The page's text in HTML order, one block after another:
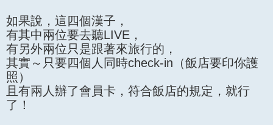
如果說，這四個漢子，
有其中兩位要去聽LIVE，
有另外兩位只是跟著來旅行的，
其實～只要四個人同時check-in（飯店要印你護
照）
且有兩人辦了會員卡，符合飯店的規定，就行
了！